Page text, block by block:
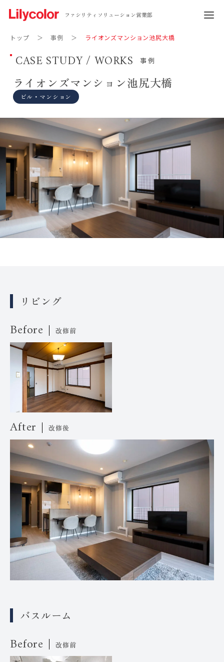
ファシリティソリューション営業部
トップ 事例 ライオンズマンション池尻大橋
CASE STUDY / WORKS 事例
ライオンズマンション池尻大橋
ビル・マンション
リビング
Before 改修前
After 改修後
バスルーム
Before 改修前